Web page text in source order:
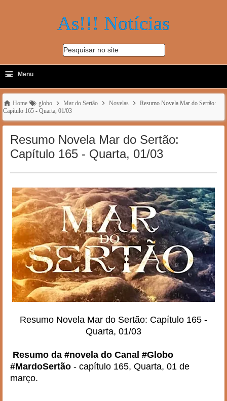
As!!! Notícias
Pesquisar no site
-
≡ Menu
Home globo Mar do Sertão Novelas
Resumo Novela Mar do Sertão:
Capítulo 165 - Quarta, 01/03
Resumo Novela Mar do Sertão:
Capítulo 165 - Quarta, 01/03
Resumo Novela Mar do Sertão: Capítulo 165 -
Quarta, 01/03
Resumo da #novela do Canal #Globo
#MardoSertão - capítulo 165, Quarta, 01 de
março.